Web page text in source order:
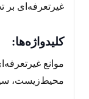
غیرتعرفه‌ای
کلیدواژه‌ها:
موانع
محیط‌زیست،